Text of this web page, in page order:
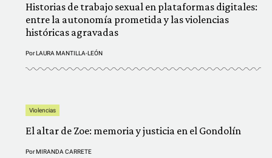
Historias de trabajo sexual en plataformas digitales:
entre la autonomía prometida y las violencias
históricas agravadas
PorLAURA MANTILLA-LEÓN
Violencias
El altar de Zoe: memoria y justicia en el Gondolín
PorMIRANDA CARRETE